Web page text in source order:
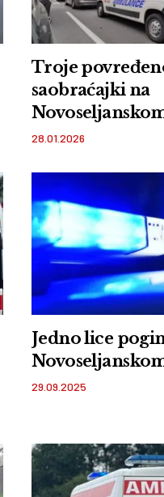
Troje
saobraćajki na
28.01.2026
Jedno lice
29.09.2025